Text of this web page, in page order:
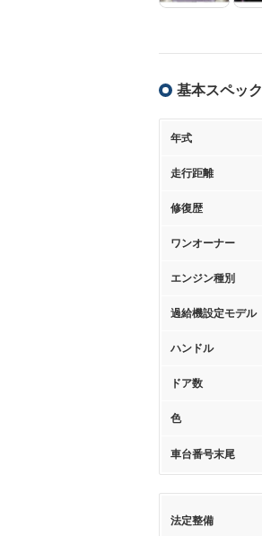
基本スペック
年式
走行距離
修復歴
ワンオーナー
エンジン種別
過給機設定モデル
ハンドル
ドア数
色
車台番号末尾
法定整備